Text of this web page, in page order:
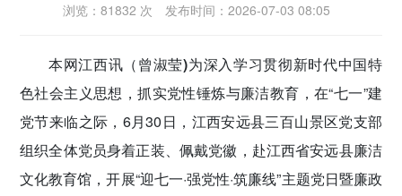
传递党的声音
浏览：81832 次 发布时间：2026-07-03 08:05
本网江西讯（曾淑莹)为深入学习贯彻新时代中国特
色社会主义思想，抓实党性锤炼与廉洁教育，在“七一”建
党节来临之际，6月30日，江西安远县三百山景区党支部
组织全体党员身着正装、佩戴党徽，赴江西省安远县廉洁
文化教育馆，开展“迎七一·强党性·筑廉线”主题党日暨廉政